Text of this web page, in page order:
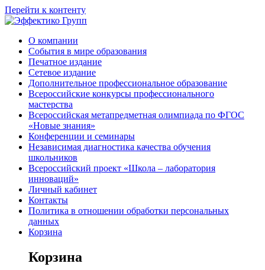
Перейти к контенту
О компании
События в мире образования
Печатное издание
Сетевое издание
Дополнительное профессиональное образование
Всероссийские конкурсы профессионального
мастерства
Всероссийская метапредметная олимпиада по ФГОС
«Новые знания»
Конференции и семинары
Независимая диагностика качества обучения
школьников
Всероссийский проект «Школа – лаборатория
инноваций»
Личный кабинет
Контакты
Политика в отношении обработки персональных
данных
Корзина
Корзина